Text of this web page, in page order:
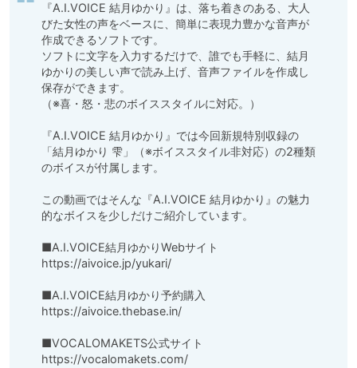
『A.I.VOICE 結月ゆかり』は、落ち着きのある、大人
びた女性の声をベースに、簡単に表現力豊かな音声が
作成できるソフトです。
ソフトに文字を入力するだけで、誰でも手軽に、結月
ゆかりの美しい声で読み上げ、音声ファイルを作成し
保存ができます。
（※喜・怒・悲のボイススタイルに対応。）
『A.I.VOICE 結月ゆかり』では今回新規特別収録の
「結月ゆかり 雫」（※ボイススタイル非対応）の2種類
のボイスが付属します。
この動画ではそんな『A.I.VOICE 結月ゆかり』の魅力
的なボイスを少しだけご紹介しています。
■A.I.VOICE結月ゆかりWebサイト
https://aivoice.jp/yukari/
■A.I.VOICE結月ゆかり予約購入
https://aivoice.thebase.in/
■VOCALOMAKETS公式サイト
https://vocalomakets.com/